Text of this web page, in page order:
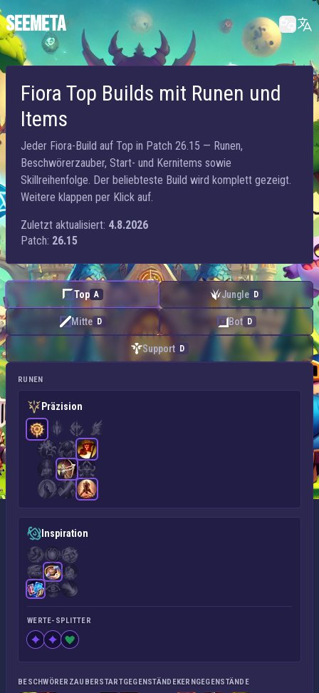
SEEMETA
Fiora Top Builds mit Runen und
Items
Jeder Fiora-Build auf Top in Patch 26.15 — Runen,
Beschwörerzauber, Start- und Kernitems sowie
Skillreihenfolge. Der beliebteste Build wird komplett gezeigt.
Weitere klappen per Klick auf.
Zuletzt aktualisiert: 4.8.2026
Patch: 26.15
Top A Jungle D
Mitte D Bot D
Support D
RUNEN
Präzision
Inspiration
WERTE-SPLITTER
BESCHWÖRERZAUBERSTARTGEGENSTÄNDEKERNGEGENSTÄNDE